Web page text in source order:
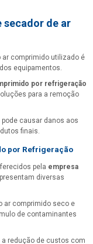
secador de ar
comprimido utilizado é
equipamentos.
por refrigeração
para a remoção
causar danos aos
finais.
por Refrigeração
pela empresa
diversas
ar comprimido seco e
de contaminantes
redução de custos com